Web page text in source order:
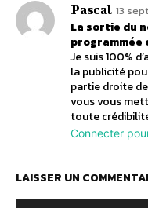
Pascal 13
La sortie du
programmée
Je suis 100%
la publicité
partie droite
vous vous
toute
Connecter
LAISSER UN